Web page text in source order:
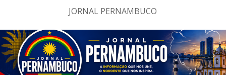
o
conteúdo
JORNAL PERNAMBUCO